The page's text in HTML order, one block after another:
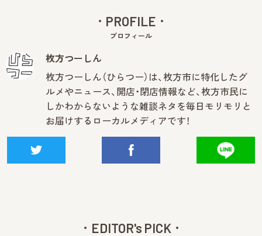
PROFILE
プロフィール
枚方つーしん
枚方つーしん（ひらつー）は、枚方市に特化したグ
ルメやニュース、開店・閉店情報など、枚方市民に
しかわからないような雑談ネタを毎日モリモリと
お届けするローカルメディアです！
EDITOR's PICK